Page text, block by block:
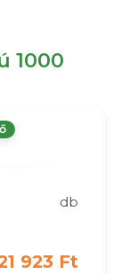
1000
db
923 Ft